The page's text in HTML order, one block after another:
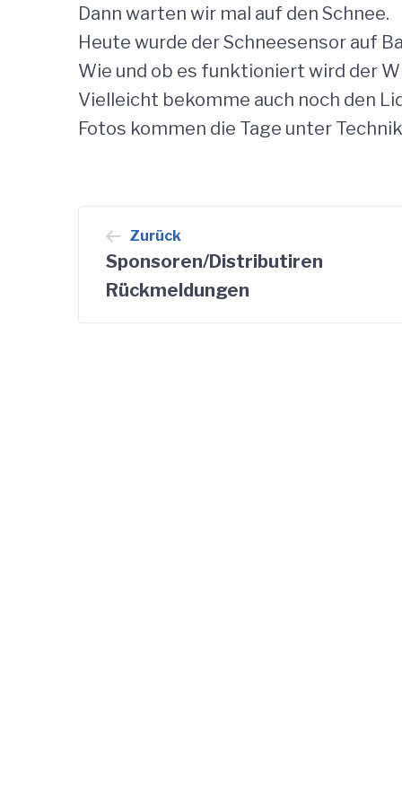
Dann warten wir mal auf den Schnee.
Heute wurde der Schneesensor auf
Wie und ob es funktioniert wird der
Vielleicht bekomme auch noch den
Fotos kommen die Tage unter Technik
Beitragsnavigation
Zurück
Sponsoren/Distributiren
Rückmeldungen